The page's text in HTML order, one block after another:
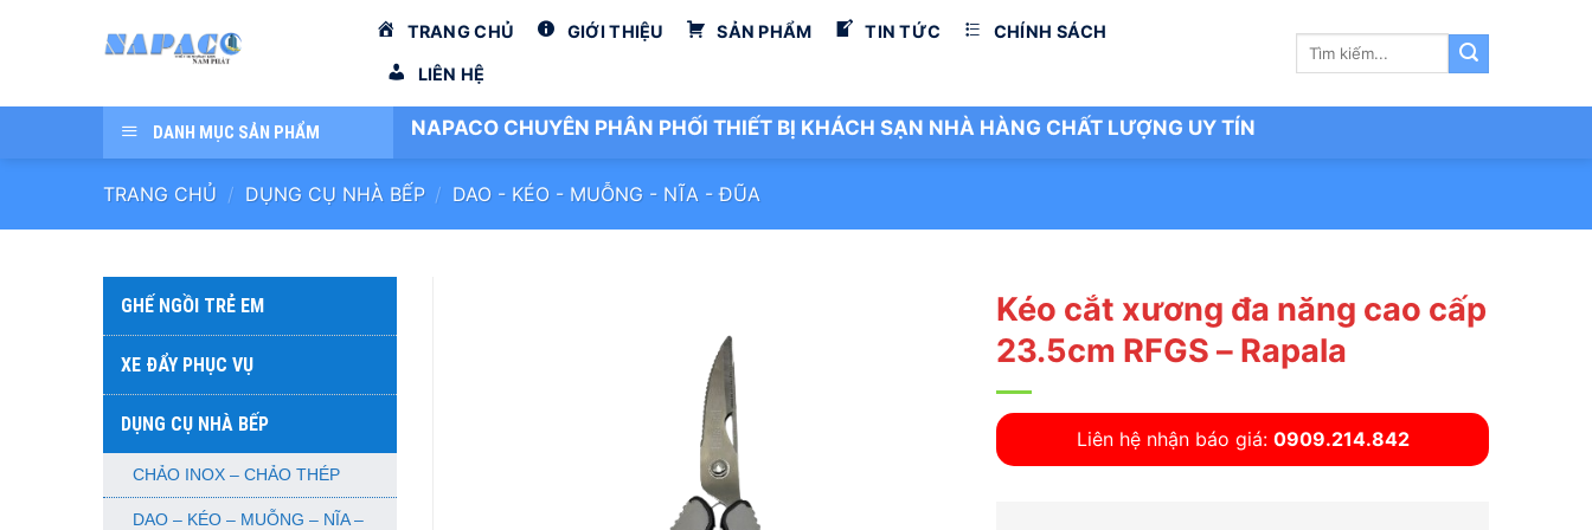
dung
TRANG CHỦ GIỚI THIỆU SẢN PHẨM TIN TỨC CHÍNH SÁCH
LIÊN HỆ
Tìm
DANH MỤC SẢN PHẨM NAPACO CHUYÊN PHÂN PHỐI THIẾT BỊ KHÁCH SẠN NHÀ HÀNG CHẤT LƯỢNG UY TÍN
TRANG CHỦ / DỤNG CỤ NHÀ BẾP / DAO - KÉO - MUỖNG - NĨA - ĐŨA
GHẾ NGỒI TRẺ EM
XE ĐẨY PHỤC VỤ
DỤNG CỤ NHÀ BẾP
CHẢO INOX – CHẢO THÉP
DAO – KÉO – MUỖNG – NĨA –
Kéo cắt xương đa năng cao cấp
23.5cm RFGS – Rapala
Liên hệ nhận báo giá: 0909.214.842